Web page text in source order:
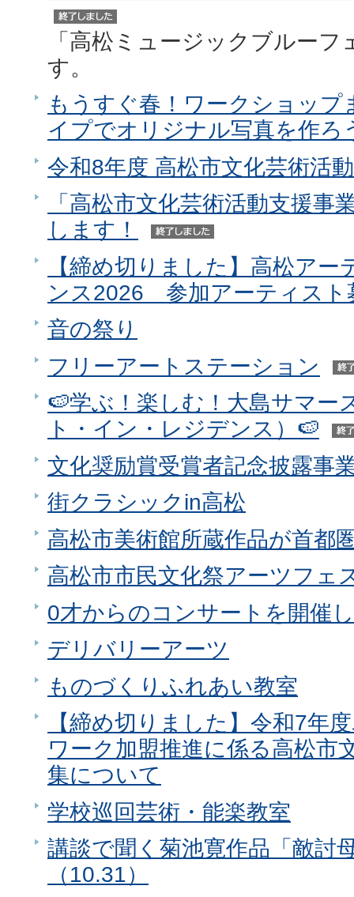
「高松ミュージックブルー
す。
もうすぐ春！ワークショッ
イプでオリジナル写真を作ろ
令和8年度 高松市文化芸術活
「高松市文化芸術活動支援事
します！
【締め切りました】高松ア
ンス2026 参加アーティスト
音の祭り
フリーアートステーション
🍉学ぶ！楽しむ！大島サマー
ト・イン・レジデンス）🍉
文化奨励賞受賞者記念披露事
街クラシックin高松
高松市美術館所蔵作品が首都
高松市市民文化祭アーツフェ
0才からのコンサートを開催
デリバリーアーツ
ものづくりふれあい教室
【締め切りました】令和7年
ワーク加盟推進に係る高松市
集について
学校巡回芸術・能楽教室
講談で聞く菊池寛作品「敵討
（10.31）